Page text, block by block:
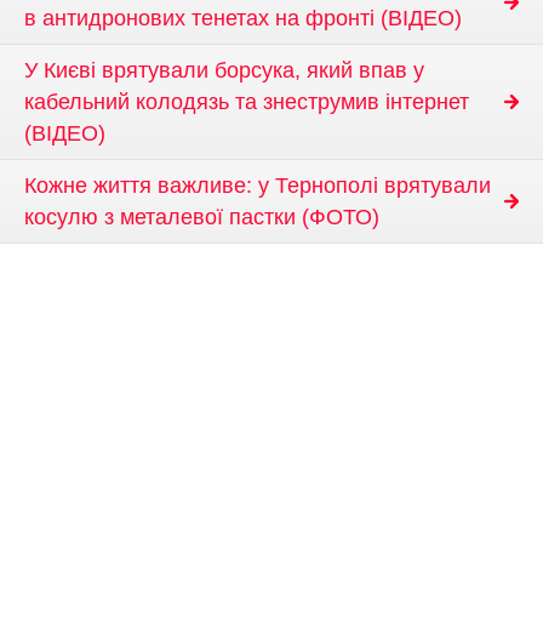
в антидронових тенетах на фронті (ВІДЕО)
У Києві врятували борсука, який впав у
кабельний колодязь та знеструмив інтернет
(ВІДЕО)
Кожне життя важливе: у Тернополі врятували
косулю з металевої пастки (ФОТО)